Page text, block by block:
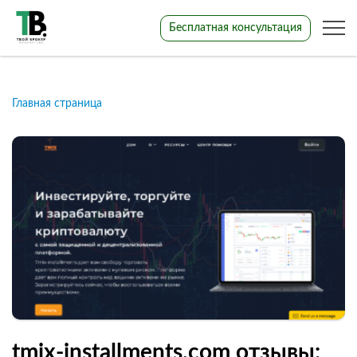
Бесплатная консультация
Главная страница
tmix-installments.com отзывы: